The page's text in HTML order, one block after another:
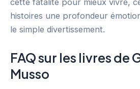
histoires une profondeur
le simple divertissement.
FAQ sur les livres de
Musso